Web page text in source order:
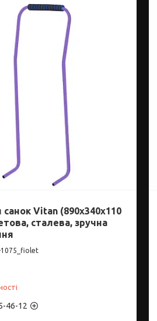
санок Vitan (890x340x110
сталева, зручна
46-12